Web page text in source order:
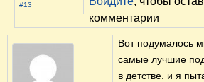
#13
комментарии
Вот подумалось
самые лучшие
в детстве. и я